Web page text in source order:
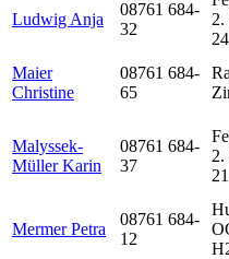
Ludwig Anja
08761 684-
32
2.
24
Maier
Christine
08761 684-
65
Malyssek-
Müller Karin
08761 684-
37
2.
21
Mermer Petra
08761 684-
12